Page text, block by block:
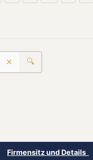
× 🔍
Firmensitz und Details